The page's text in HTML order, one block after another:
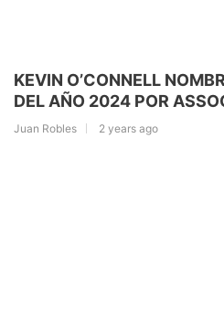
KEVIN O’CONNELL
DEL AÑO 2024 POR
Juan Robles 2 years ago